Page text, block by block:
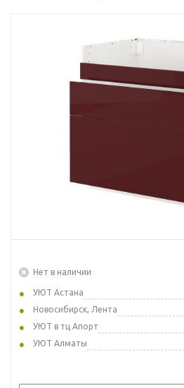
Нет в наличии
УЮТ Астана
Новосибирск, Лента
УЮТ в тц Апорт
УЮТ Алматы